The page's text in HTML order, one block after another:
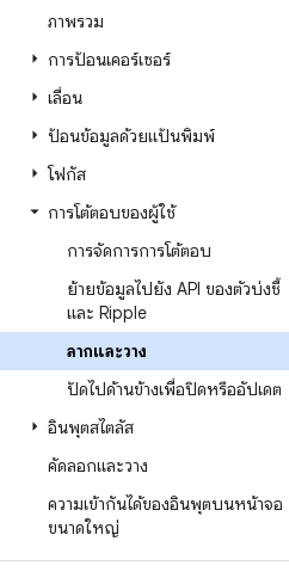
ภาพรวม
การป้อนเคอร์เซอร์
เลื่อน
ป้อนข้อมูลด้วยแป้นพิมพ์
โฟกัส
การโต้ตอบของผู้ใช้
การจัดการการโต้ตอบ
ย้ายข้อมูลไปยัง API ของตัวบ่งชี้
และ Ripple
ลากและวาง
ปัดไปด้านข้างเพื่อปิดหรืออัปเดต
อินพุตสไตลัส
คัดลอกและวาง
ความเข้ากันได้ของอินพุตบนหน้าจอ
ขนาดใหญ่